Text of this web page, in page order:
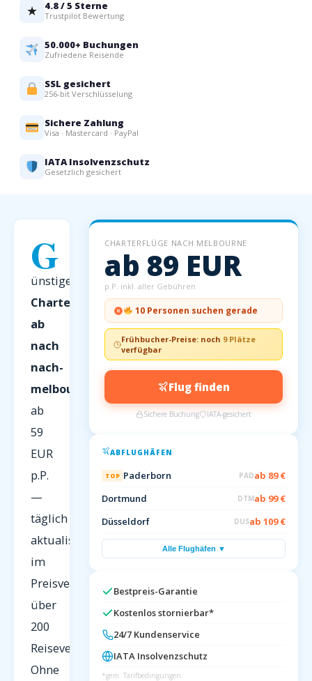
★ 4.8 / 5 Sterne
Trustpilot Bewertung
50.000+ Buchungen
Zufriedene Reisende
SSL gesichert
256-bit Verschlüsselung
Sichere Zahlung
Visa · Mastercard · PayPal
IATA Insolvenzschutz
Gesetzlich gesichert
G
ünstige
Charterflüge
ab
nach
nach-
melbourne/
ab
59
EUR
p.P.
—
täglich
aktualisiert
im
Preisvergleich
über
200
Reiseveranstalter.
Ohne
CHARTERFLÜGE NACH MELBOURNE
ab 89 EUR
p.P. inkl. aller Gebühren
10 Personen suchen gerade
Frühbucher-Preise: noch 9 Plätze
verfügbar
Flug finden
Sichere Buchung IATA-gesichert
ABFLUGHÄFEN
TOP Paderborn PADab 89 €
Dortmund
DTMab 99 €
Düsseldorf
DUSab 109 €
Alle Flughäfen ▼
Bestpreis-Garantie
Kostenlos stornierbar*
24/7 Kundenservice
IATA Insolvenzschutz
*gem. Tarifbedingungen